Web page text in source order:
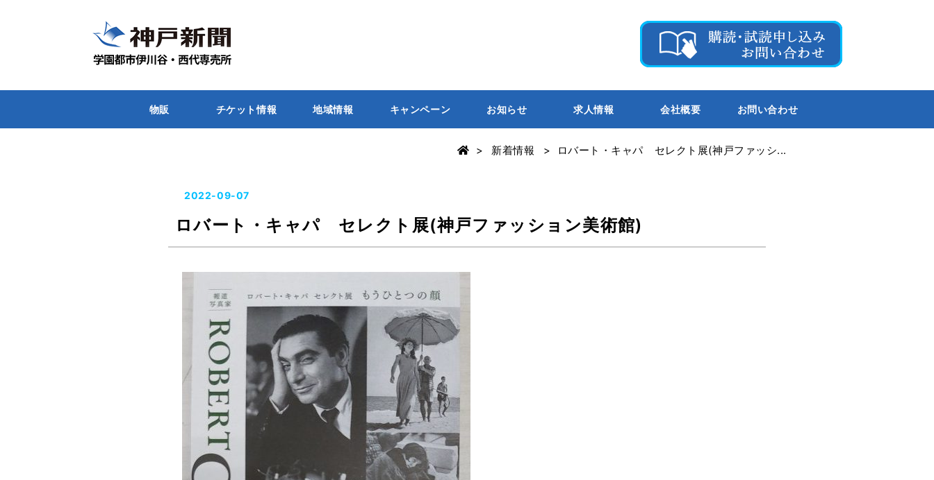
物販 チケット情報 地域情報 キャンペーン お知らせ 求人情報 会社概要 お問い合わせ
新着情報 ロバート・キャパ セレクト展(神戸ファッシ...
2022-09-07
ロバート・キャパ セレクト展(神戸ファッション美術館)